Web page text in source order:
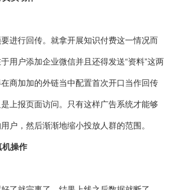
进行回传。就拿开展知识付费这一情况而
用户添加企业微信并且还得发送“资料”这两
商加加的外链当中配置首次开口当作回传
上报页面访问。只有这样广告系统才能够
户，然后渐渐地缩小投放人群的范围。
机操作